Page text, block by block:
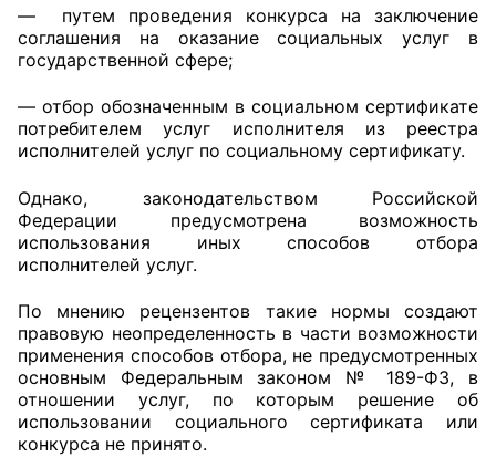
— путем проведения конкурса на заключение
соглашения на оказание социальных услуг в
государственной сфере;
— отбор обозначенным в социальном сертификате
потребителем услуг исполнителя из реестра
исполнителей услуг по социальному сертификату.
Однако, законодательством Российской
Федерации предусмотрена возможность
использования иных способов отбора
исполнителей услуг.
По мнению рецензентов такие нормы создают
правовую неопределенность в части возможности
применения способов отбора, не предусмотренных
основным Федеральным законом № 189-ФЗ, в
отношении услуг, по которым решение об
использовании социального сертификата или
конкурса не принято.